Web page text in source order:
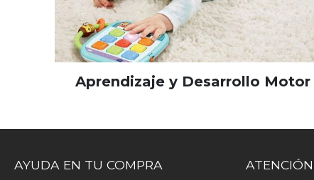
Aprendizaje y Desarrollo Motor
AYUDA EN TU COMPRA